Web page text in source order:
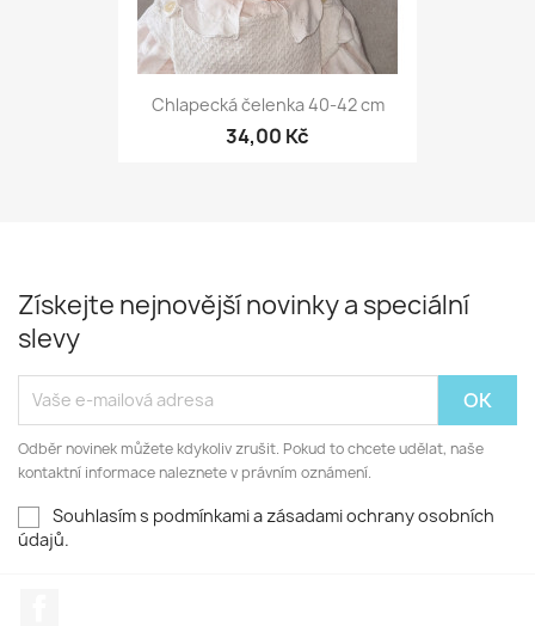
Chlapecká čelenka 40-42 cm
34,00 Kč
Získejte nejnovější novinky a speciální
slevy
Odběr novinek můžete kdykoliv zrušit. Pokud to chcete udělat, naše
kontaktní informace naleznete v právním oznámení.
Souhlasím s podmínkami a zásadami ochrany osobních
údajů.